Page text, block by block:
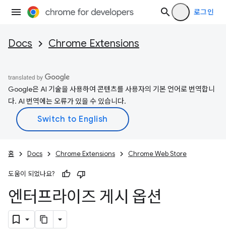
로그인
Docs Chrome Extensions
Google은 AI 기술을 사용하여 콘텐츠를 사용자의 기본 언어로 번역합니
다. AI 번역에는 오류가 있을 수 있습니다.
홈 Docs Chrome Extensions Chrome Web Store
도움이 되었나요?
엔터프라이즈 게시 옵션